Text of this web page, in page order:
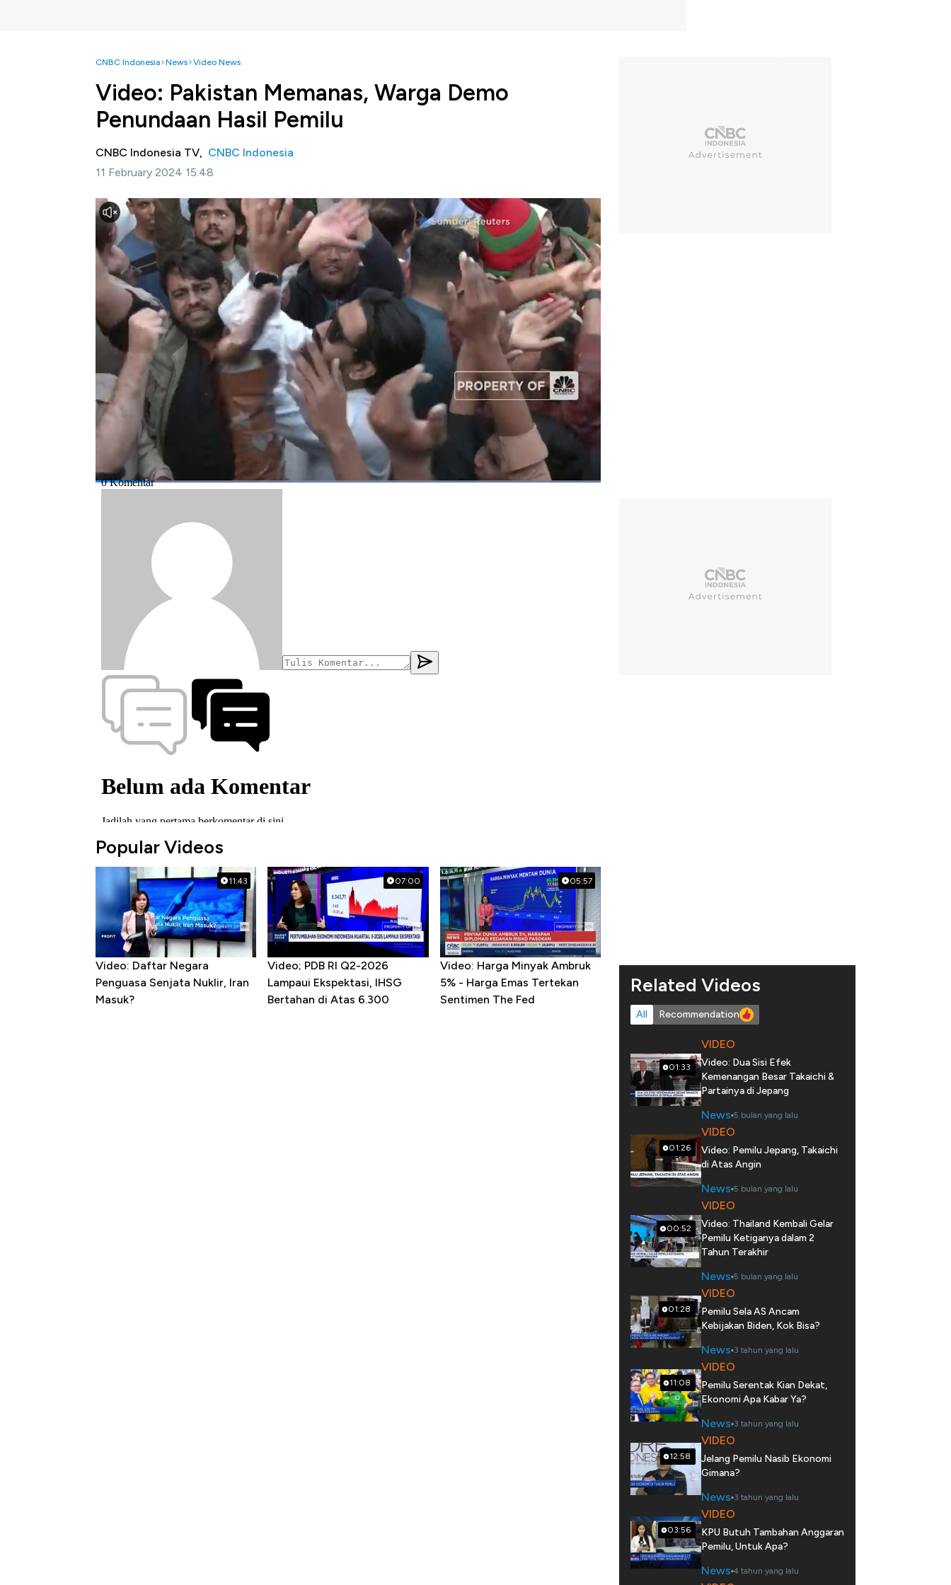
CNBC Indonesia News Video News
Video: Pakistan Memanas, Warga Demo
Penundaan Hasil Pemilu
CNBC Indonesia TV, CNBC Indonesia
11 February 2024 15:48
Jakarta, CNBC Indonesia- Ratusan pendukung partai keagamaan terbesar di Pakistan , Jamaat e-
Islami berdemo di luar kantor komisi pemilihan umum Karachi untuk menolak penundaan hasil pemilu.
Negara Asia Selatan berpenduduk 241 juta jiwa ini telah menggelar pemilu pada Kamis, 7 Februari
2024, di tengah kondisi krisis ekonomi dan kekerasan militan dalam lingkungan politik yang sangat
terpolarisasi
Selengkapnya saksikan video di CNBC Indonesia, Minggu (11/02/2024).
Bagikan:
#pemilu #pakistan
Popular Videos
11:43
Video: Daftar Negara
Penguasa Senjata Nuklir, Iran
Masuk?
07:00
Video; PDB RI Q2-2026
Lampaui Ekspektasi, IHSG
Bertahan di Atas 6.300
05:57
Video: Harga Minyak Ambruk
5% - Harga Emas Tertekan
Sentimen The Fed
Related Videos
All Recommendation
01:33
VIDEO
Video: Dua Sisi Efek
Kemenangan Besar Takaichi &
Partainya di Jepang
News 5 bulan yang lalu
01:26
VIDEO
Video: Pemilu Jepang, Takaichi
di Atas Angin
News 5 bulan yang lalu
00:52
VIDEO
Video: Thailand Kembali Gelar
Pemilu Ketiganya dalam 2
Tahun Terakhir
News 5 bulan yang lalu
01:28
VIDEO
Pemilu Sela AS Ancam
Kebijakan Biden, Kok Bisa?
News 3 tahun yang lalu
11:08
VIDEO
Pemilu Serentak Kian Dekat,
Ekonomi Apa Kabar Ya?
News 3 tahun yang lalu
12:58
VIDEO
Jelang Pemilu Nasib Ekonomi
Gimana?
News 3 tahun yang lalu
03:56
VIDEO
KPU Butuh Tambahan Anggaran
Pemilu, Untuk Apa?
News 4 tahun yang lalu